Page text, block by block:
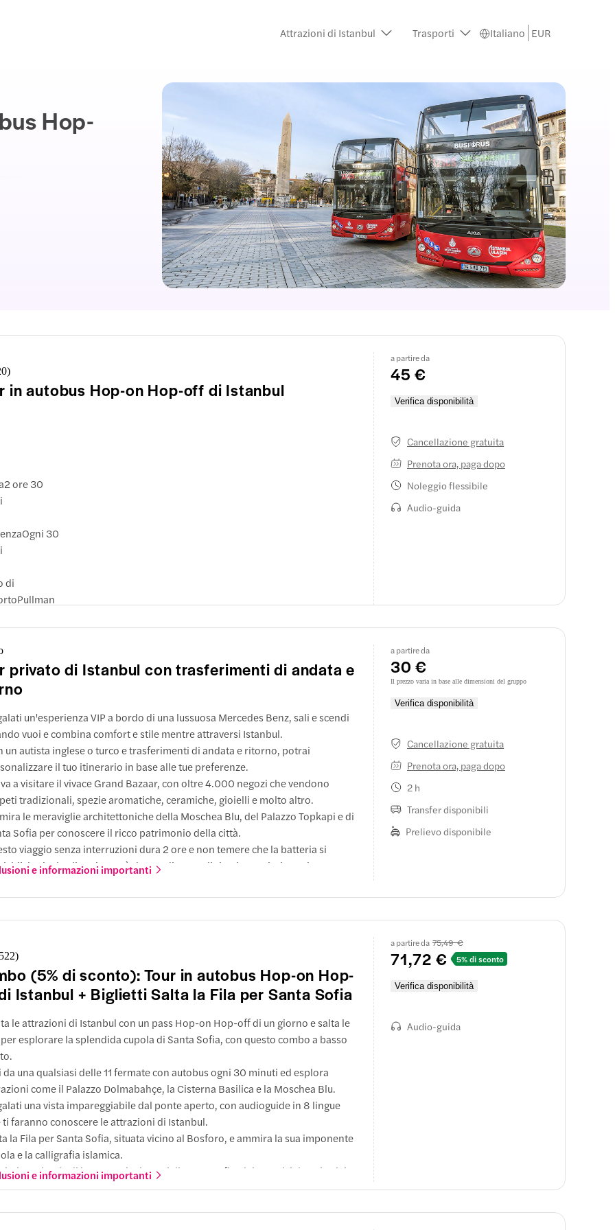
Attrazioni di Istanbul Trasporti Italiano EUR
Hop-
)
in autobus Hop-on Hop-off di Istanbul
a partire da
45 €
Verifica disponibilità
Cancellazione gratuita
Prenota ora, paga dopo
Noleggio flessibile
Audio-guida
2 ore 30
Ogni 30
di
Pullman
Sultanahmet
Sultanahmet
Sultanahmet
a piedi
a piedi
arrivare
a piedi
di Galata
a piedi
arrivare
privato di Istanbul con trasferimenti di andata e
a partire da
30 €
Il prezzo varia in base alle dimensioni del gruppo
Verifica disponibilità
Cancellazione gratuita
Prenota ora, paga dopo
2 h
Transfer disponibili
Prelievo disponibile
un'esperienza VIP a bordo di una lussuosa Mercedes Benz, sali e scendi
vuoi e combina comfort e stile mentre attraversi Istanbul.
un autista inglese o turco e trasferimenti di andata e ritorno, potrai
il tuo itinerario in base alle tue preferenze.
a visitare il vivace Grand Bazaar, con oltre 4.000 negozi che vendono
tradizionali, spezie aromatiche, ceramiche, gioielli e molto altro.
le meraviglie architettoniche della Moschea Blu, del Palazzo Topkapi e di
Sofia per conoscere il ricco patrimonio della città.
viaggio senza interruzioni dura 2 ore e non temere che la batteria si
Il veicolo climatizzato è dotato di porte di ricarica e Wi-Fi per rimanere
e informazioni importanti
)
(5% di sconto): Tour in autobus Hop-on Hop-
Istanbul + Biglietti Salta la Fila per Santa Sofia
a partire da 75,49 €
71,72 € 5% di sconto
Verifica disponibilità
Audio-guida
le attrazioni di Istanbul con un pass Hop-on Hop-off di un giorno e salta le
esplorare la splendida cupola di Santa Sofia, con questo combo a basso
da una qualsiasi delle 11 fermate con autobus ogni 30 minuti ed esplora
come il Palazzo Dolmabahçe, la Cisterna Basilica e la Moschea Blu.
una vista impareggiabile dal ponte aperto, con audioguide in 8 lingue
ti faranno conoscere le attrazioni di Istanbul.
la Fila per Santa Sofia, situata vicino al Bosforo, e ammira la sua imponente
e la calligrafia islamica.
stupire dagli imponenti minareti di Santa Sofia, dai mosaici dorati e dai
di marmo, che mostrano un mix di grandezza bizantina ed eleganza
e informazioni importanti